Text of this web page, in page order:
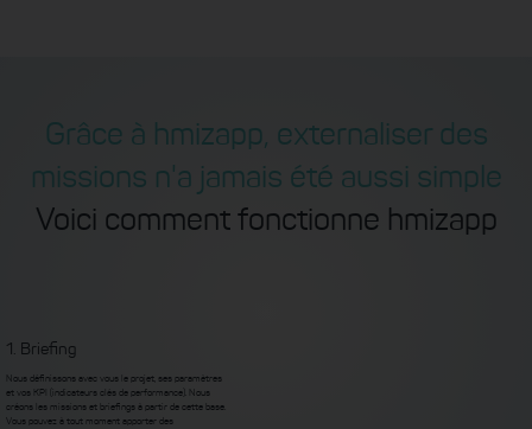
Grâce à hmizapp, externaliser des
missions n'a jamais été aussi simple
Voici comment fonctionne hmizapp
1. Briefing
Nous définissons avec vous le projet, ses paramètres
et vos KPI (indicateurs clés de performance). Nous
créons les missions et briefings à partir de cette base.
Vous pouvez à tout moment apporter des